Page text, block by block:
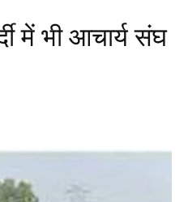
में भी आचार्य संघ